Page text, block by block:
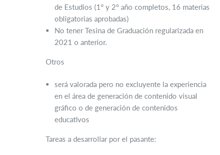
de Estudios (1° y 2° año completos, 16 materias
obligatorias aprobadas)
No tener Tesina de Graduación regularizada en
2021 o anterior.
Otros
será valorada pero no excluyente la experiencia
en el área de generación de contenido visual
gráfico o de generación de contenidos
educativos
Tareas a desarrollar por el pasante: